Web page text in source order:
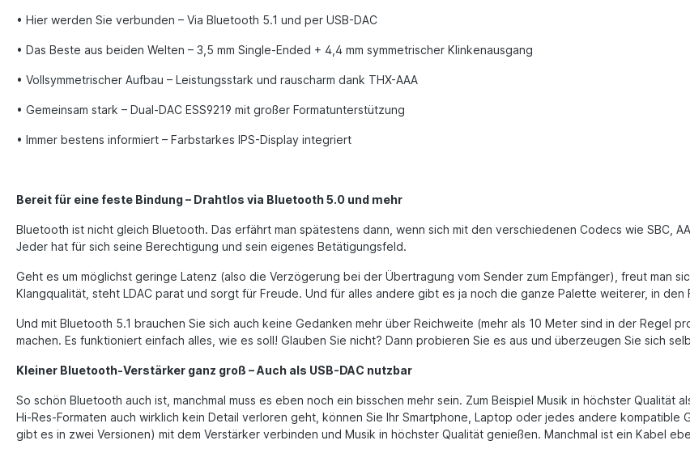
• Hier werden Sie verbunden – Via Bluetooth 5.1 und per USB-DAC
• Das Beste aus beiden Welten – 3,5 mm Single-Ended + 4,4 mm symmetrischer Klinkenausgang
• Vollsymmetrischer Aufbau – Leistungsstark und rauscharm dank THX-AAA
• Gemeinsam stark – Dual-DAC ESS9219 mit großer Formatunterstützung
• Immer bestens informiert – Farbstarkes IPS-Display integriert
Bereit für eine feste Bindung – Drahtlos via Bluetooth 5.0 und mehr
Bluetooth ist nicht gleich Bluetooth. Das erfährt man spätestens dann, wenn sich mit den verschiedenen Codecs wie SBC,
Jeder hat für sich seine Berechtigung und sein eigenes Betätigungsfeld.
Geht es um möglichst geringe Latenz (also die Verzögerung bei der Übertragung vom Sender zum Empfänger), freut man
Klangqualität, steht LDAC parat und sorgt für Freude. Und für alles andere gibt es ja noch die ganze Palette weiterer, in den
Und mit Bluetooth 5.1 brauchen Sie sich auch keine Gedanken mehr über Reichweite (mehr als 10 Meter sind in der Regel
machen. Es funktioniert einfach alles, wie es soll! Glauben Sie nicht? Dann probieren Sie es aus und überzeugen Sie sich
Kleiner Bluetooth-Verstärker ganz groß – Auch als USB-DAC nutzbar
So schön Bluetooth auch ist, manchmal muss es eben noch ein bisschen mehr sein. Zum Beispiel Musik in höchster Qualität
Hi-Res-Formaten auch wirklich kein Detail verloren geht, können Sie Ihr Smartphone, Laptop oder jedes andere kompatible
gibt es in zwei Versionen) mit dem Verstärker verbinden und Musik in höchster Qualität genießen. Manchmal ist ein Kabel